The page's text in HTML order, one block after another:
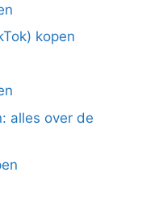
kopen
alles over de